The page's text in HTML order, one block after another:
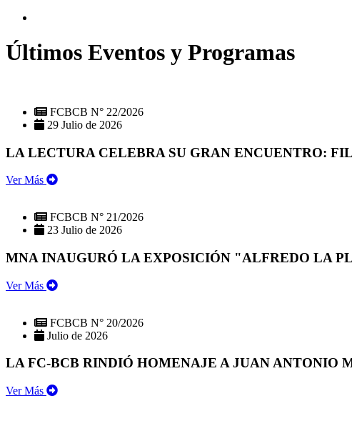
Últimos Eventos y Programas
FCBCB N° 22/2026
29 Julio de 2026
LA LECTURA CELEBRA SU GRAN ENCUENTRO:
Ver Más
FCBCB N° 21/2026
23 Julio de 2026
MNA INAUGURÓ LA EXPOSICIÓN "ALFREDO LA
Ver Más
FCBCB N° 20/2026
Julio de 2026
LA FC-BCB RINDIÓ HOMENAJE A JUAN ANTONIO
Ver Más